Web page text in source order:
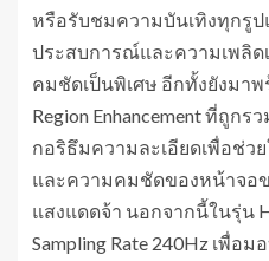
หรือรับชมความบันเทิงทุกรูป
ประสบการณ์และความเพลิ
คมชัดเป็นพิเศษ อีกทั้งยังมา
Region Enhancement ที่ถูก
กอริธึมความละเอียดเพื่อช่ว
และความคมชัดของหน้าจ
แสงแดดจ้า นอกจากนี้ในรุ่น
Sampling Rate 240Hz เพื่